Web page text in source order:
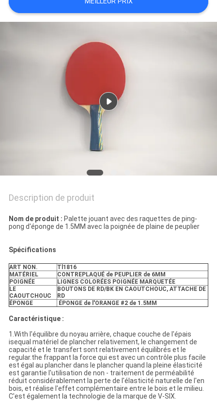
CONTACTER
POLICY
Description de produit
Nom de produit : Palette jouant avec des raquettes de ping-
pong d'éponge de 1.5MM avec la poignée de plaine de peuplier
Spécifications
ART NON.
Tl1816
MATÉRIEL
CONTREPLAQUÉ de PEUPLIER de 6MM
POIGNÉE
LIGNES COLORÉES POIGNÉE MARQUETÉE
LE
CAOUTCHOUC
BOUTONS DE RD/BK EN CAOUTCHOUC, ATTACHE DE
RD
ÉPONGE
ÉPONGE de l'ORANGE #2 de 1.5MM
Caractéristique :
1.With l'équilibre du noyau arrière, chaque couche de l'épais
isequal matériel de plancher relativement, le changement de
capacité et le transfert sont relativement équilibrés et le
regular.the frappant la force qui est avec un contrôle plus facile
est égal au plancher dans le plancher quand la pleine élasticité
est garantie l'utilisation de non - traitement de perméabilité
réduit considérablement la perte de l'élasticité naturelle de l'en
bois, et réalise l'effet complémentaire entre le bois et le milieu.
C'est également la technologie de la marque de V-SIX.